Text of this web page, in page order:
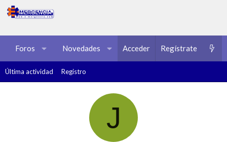
Foros Novedades Multimedia Recursos
Acceder Regístrate
Última actividad Registro
J